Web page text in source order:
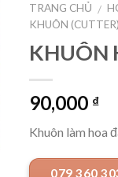
TRANG CHỦ /
KHUÔN (CUTTER)
KHUÔN
90,000 ₫
Khuôn làm hoa
079 360